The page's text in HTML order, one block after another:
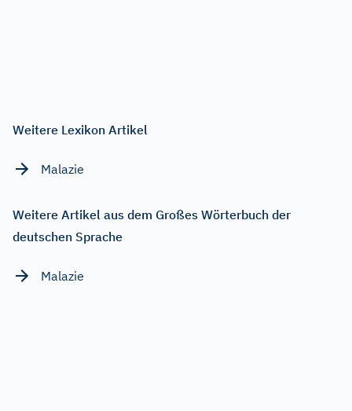
Weitere Lexikon Artikel
Malazie
Weitere Artikel aus dem Großes Wörterbuch der
deutschen Sprache
Malazie